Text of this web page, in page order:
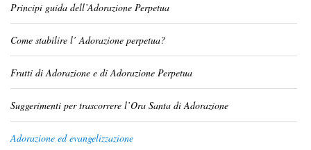
Principi guida dell’Adorazione Perpetua
Come stabilire l’ Adorazione perpetua?
Frutti di Adorazione e di Adorazione Perpetua
Suggerimenti per trascorrere l’Ora Santa di Adorazione
Adorazione ed evangelizzazione